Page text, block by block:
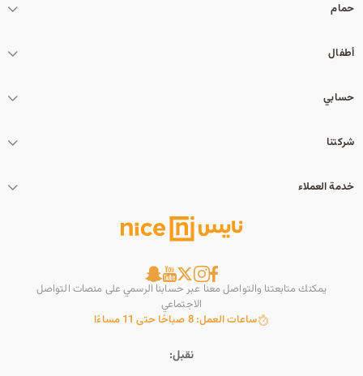
حمام
أطفال
حسابي
شركتنا
خدمة العملاء
يمكنك متابعتنا والتواصل معنا عبر حسابنا الرسمي على منصات التواصل
الاجتماعي
ساعات العمل: 8 صباحًا حتى 11 مساءًا
نقبل: